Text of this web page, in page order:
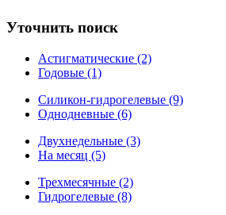
Уточнить поиск
Астигматические (2)
Годовые (1)
Силикон-гидрогелевые (9)
Однодневные (6)
Двухнедельные (3)
На месяц (5)
Трехмесячные (2)
Гидрогелевые (8)